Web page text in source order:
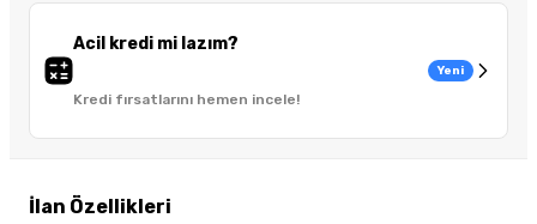
Acil kredi mi lazım?
Kredi fırsatlarını hemen incele!
Yeni
İlan Özellikleri